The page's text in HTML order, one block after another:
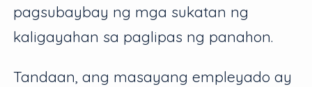
pagsubaybay ng mga sukatan ng
kaligayahan sa paglipas ng panahon.
Tandaan, ang masayang empleyado ay